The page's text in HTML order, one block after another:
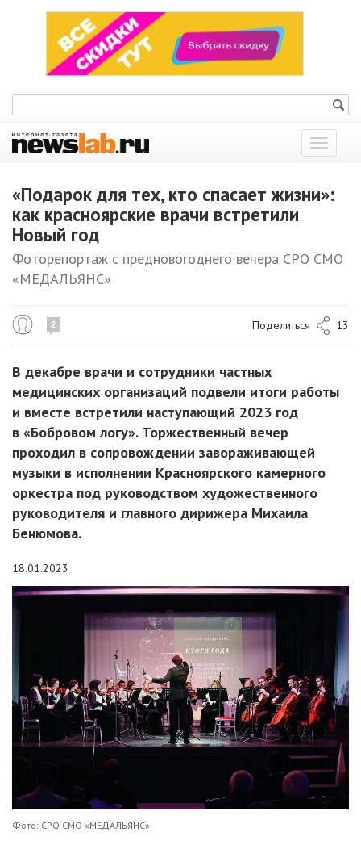
Показать
меню
«Подарок для тех, кто спасает жизни»:
как красноярские врачи встретили
Новый год
Фоторепортаж с предновогоднего вечера СРО СМО
«МЕДАЛЬЯНС»
2 Поделиться 13
В декабре врачи и сотрудники частных
медицинских организаций подвели итоги работы
и вместе встретили наступающий 2023 год
в «Бобровом логу». Торжественный вечер
проходил в сопровождении завораживающей
музыки в исполнении Красноярского камерного
оркестра под руководством художественного
руководителя и главного дирижера Михаила
Бенюмова.
18.01.2023
Фото: СРО СМО «МЕДАЛЬЯНС»